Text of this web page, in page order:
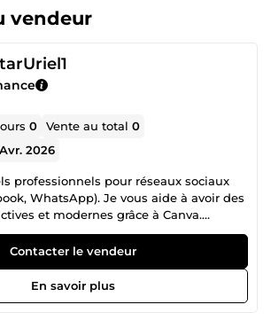
vendeur
0 Vente au total0
Avr. 2026
professionnels pour réseaux sociaux
Je vous aide à avoir des
et modernes grâce à Canva.
à l'écoute.
Contacter le vendeur
En savoir plus